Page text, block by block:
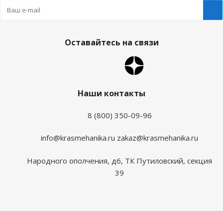
Оставайтесь на связи
Наши контакты
8 (800) 350-09-96
info@krasmehanika.ru zakaz@krasmehanika.ru
Народного ополчения, д6, ТК Путиловский, секция
39